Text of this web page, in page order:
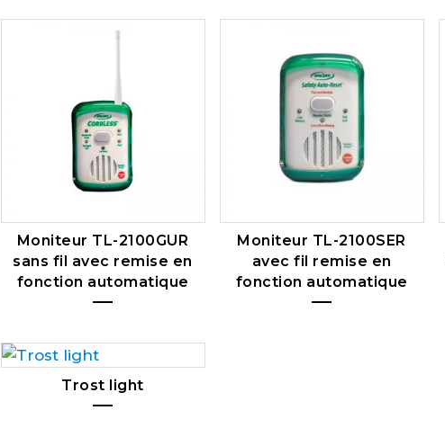
Moniteur TL-2100GUR
sans fil avec remise en
fonction automatique
Moniteur TL-2100SER
avec fil remise en
fonction automatique
Trost light